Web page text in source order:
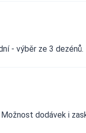
- výběr ze 3 dezénů.
dodávek i